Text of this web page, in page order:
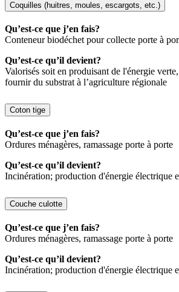
Coquilles (huitres, moules, escargots, etc.)
Qu’est-ce que j’en fais?
Conteneur biodéchet pour collecte porte à
Qu’est-ce qu’il devient?
Valorisés soit en produisant de l'énergie
fournir du substrat à l’agriculture régionale
Coton tige
Qu’est-ce que j’en fais?
Ordures ménagères, ramassage porte à porte
Qu’est-ce qu’il devient?
Incinération; production d'énergie électrique
Couche culotte
Qu’est-ce que j’en fais?
Ordures ménagères, ramassage porte à porte
Qu’est-ce qu’il devient?
Incinération; production d'énergie électrique